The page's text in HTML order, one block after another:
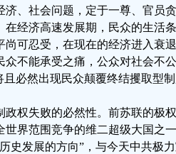
、社会问题，定于一尊、官员
经济高速发展期，民众的生活
尚可忍受，在现在的经济进入衰
不能承受之痛，公众对社会不
必然出现民众颠覆终结攫取型制
权失败的必然性。前苏联的极
世界范围竞争的维二超级大国之
史发展的方向”，与今天中共极